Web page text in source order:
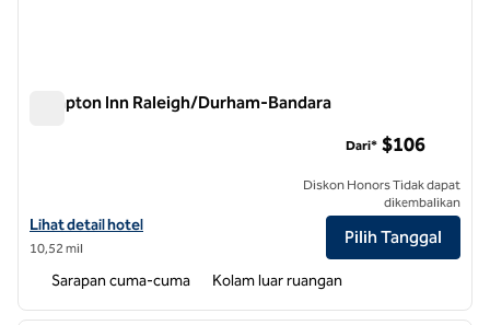
Hampton Inn Raleigh/Durham-Bandara
Lihat detail hotel untuk Hampton Inn Raleigh/Durham-Airport
Lihat detail hotel
10,52 mil
Dari* $106
Diskon Honors Tidak dapat
dikembalikan
Pilih Tanggal
Sarapan cuma-cuma Kolam luar ruangan